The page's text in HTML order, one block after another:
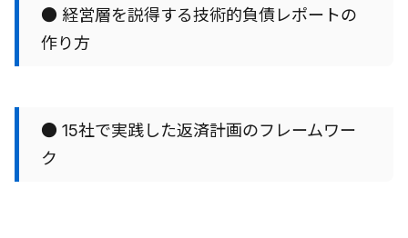
● 経営層を説得する技術的負債レポートの
作り方
● 15社で実践した返済計画のフレームワー
ク